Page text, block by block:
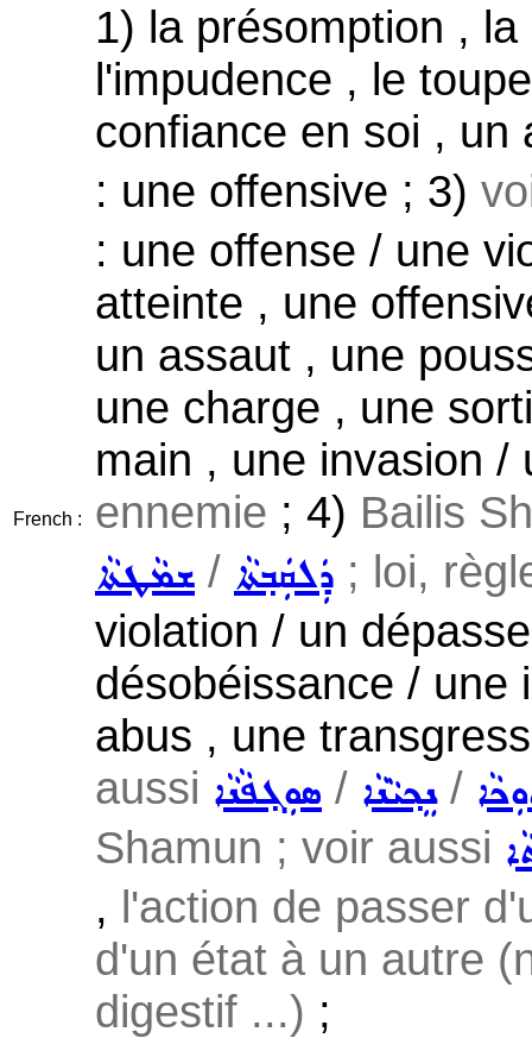
French :
1) la présomption ,
l'impudence , le
confiance en soi ,
: une offensive ; 3)
: une offense / une
atteinte , une
un assaut , une
une charge , une
main , une invasion
ennemie ; 4) Bailis
ܫܡܵܛܬܵܐ / ܕܲܠܩܲܒ݂ܬܵܐ ; loi,
violation / un
désobéissance / une
abus , une
aussi ܣܘܼܓ݂ܦܵܢܵܐ / ܢܸܟ݂ܝܵܢܵܐ/
Shamun ; voir aussi
, l'action de passer
d'un état à un autre
digestif ...) ;